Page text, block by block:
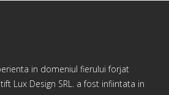
in domeniul fierului forjat
Lux Design SRL. a fost infiintata in